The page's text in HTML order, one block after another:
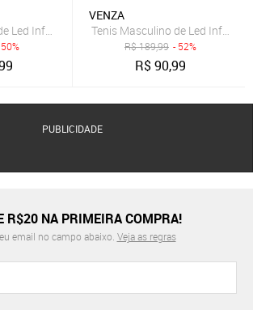
Led Infantil Aranha Calce Facil Original +
VENZA
Tenis Masculino de Led Infantil
R$189,99 - 52%
R$90,99
PUBLICIDADE
R$20 NA PRIMEIRA COMPRA!
email no campo abaixo. Veja as regras